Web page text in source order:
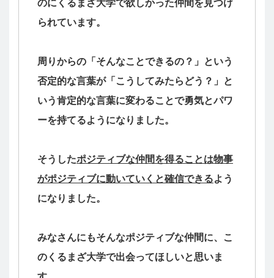
のにくるまざ大学で欲しかった仲間を見つけ
られています。
周りからの「そんなことできるの？」という
否定的な言葉が「こうしてみたらどう？」と
いう肯定的な言葉に変わることで勇気とパワ
ーを持てるようになりました。
そうしたポジティブな仲間を得ることは物事
がポジティブに動いていくと確信できるよう
になりました。
みなさんにもそんなポジティブな仲間に、こ
のくるまざ大学で出会ってほしいと思いま